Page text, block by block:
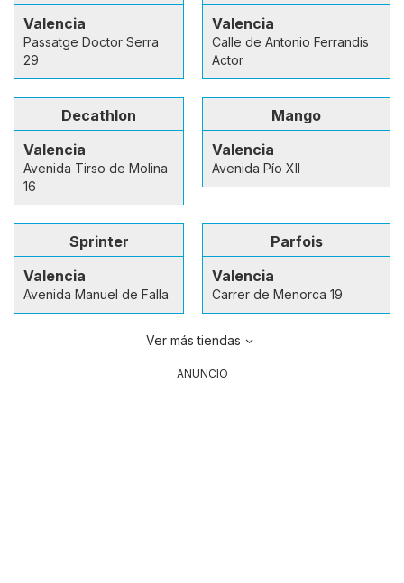
Valencia
Passatge Doctor Serra
29
Valencia
Calle de Antonio Ferrandis
Actor
Decathlon
Valencia
Avenida Tirso de Molina
16
Mango
Valencia
Avenida Pío XII
Sprinter
Valencia
Avenida Manuel de Falla
Parfois
Valencia
Carrer de Menorca 19
Ver más tiendas
ANUNCIO